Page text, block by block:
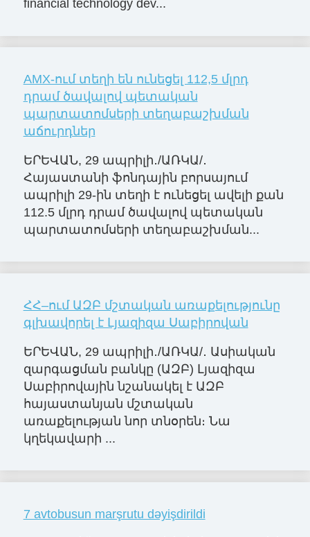
financial technology dev...
AMX-ում տեղի են ունեցել 112,5 մլրդ
դրամ ծավալով պետական
պարտատոմսերի տեղաբաշխման
աճուրդներ
ԵՐԵՎԱՆ, 29 ապրիլի․/ԱՌԿԱ/․
Հայաստանի ֆոնդային բորսայում
ապրիլի 29-ին տեղի է ունեցել ավելի քան
112.5 մլրդ դրամ ծավալով պետական
պարտատոմսերի տեղաբաշխման...
ՀՀ–ում ԱԶԲ մշտական առաքելությունը
գլխավորել է Լյազիզա Սաբիրովան
ԵՐԵՎԱՆ, 29 ապրիլի․/ԱՌԿԱ/․ Ասիական
զարգացման բանկը (ԱԶԲ) Լյազիզա
Սաբիրովային նշանակել է ԱԶԲ
հայաստանյան մշտական
առաքելության նոր տնօրեն։ Նա
կղեկավարի ...
7 avtobusun marşrutu dəyişdirildi